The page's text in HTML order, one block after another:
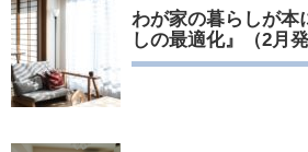
わが家の暮らしが本
しの最適化』（2月発